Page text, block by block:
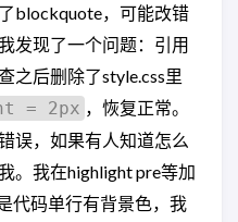
blockquote，可能改错
发现了一个问题：引用
之后删除了style.css里
= 2px ，恢复正常。
误，如果有人知道怎么
。我在highlight pre等加
代码单行有背景色，我